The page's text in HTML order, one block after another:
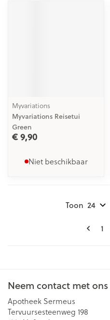
Myvariations
Myvariations Reisetui
Green
€ 9,90
Niet beschikbaar
U
1
Toon
Neem contact met
Apotheek Sermeus
Tervuursesteenweg 198